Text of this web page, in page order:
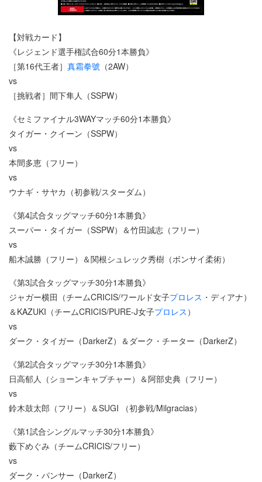
【対戦カード】
《レジェンド選手権試合60分1本勝負》
［第16代王者］ 真霜拳號 （2AW）
vs
［挑戦者］間下隼人（SSPW）
《セミファイナル3WAYマッチ60分1本勝負》
タイガー・クイーン（SSPW）
vs
本間多恵（フリー）
vs
ウナギ・サヤカ（初参戦/スターダム）
《第4試合タッグマッチ60分1本勝負》
スーパー・タイガー（SSPW）＆竹田誠志（フリー）
vs
船木誠勝（フリー）＆関根シュレック秀樹（ボンサイ柔術）
《第3試合タッグマッチ30分1本勝負》
ジャガー横田（チームCRICIS/ワールド女子プロレス ・ディアナ）
＆KAZUKI（チームCRICIS/PURE-J女子プロレス ）
vs
ダーク・タイガー（DarkerZ）＆ダーク・チーター（DarkerZ）
《第2試合タッグマッチ30分1本勝負》
日高郁人（ショーンキャプチャー）＆阿部史典（フリー）
vs
鈴木鼓太郎（フリー）＆SUGI （初参戦/Milgracias）
《第1試合シングルマッチ30分1本勝負》
藪下めぐみ（チームCRICIS/フリー）
vs
ダーク・パンサー（DarkerZ）